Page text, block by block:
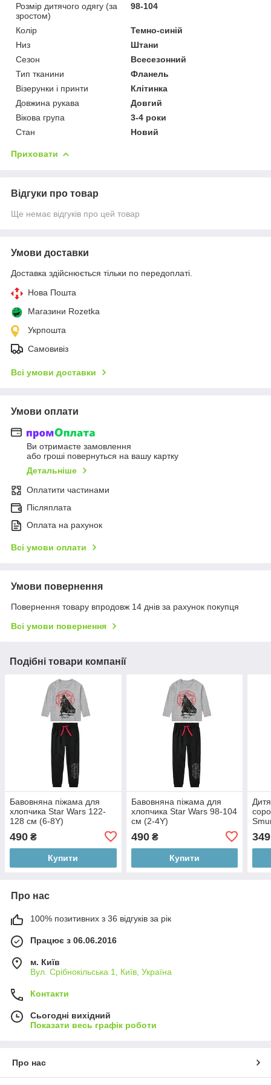
Розмір дитячого одягу (за
зростом)
98-104
Колір
Темно-синій
Низ
Штани
Сезон
Всесезонний
Тип тканини
Фланель
Візерунки і принти
Клітинка
Довжина рукава
Довгий
Вікова група
3-4 роки
Стан
Новий
Приховати
Відгуки про товар
Ще немає відгуків про цей товар
Умови доставки
Доставка здійснюється тільки по передоплаті.
Нова Пошта
Магазини Rozetka
Укрпошта
Самовивіз
Всі умови доставки
Умови оплати
Ви отримаєте замовлення
або гроші повернуться на вашу картку
Детальніше
Оплатити частинами
Післяплата
Оплата на рахунок
Всі умови оплати
Умови повернення
Повернення товару впродовж 14 днів за рахунок покупця
Всі умови повернення
Подібні товари компанії
Бавовняна піжама для
хлопчика Star Wars 122-
128 см (6-8Y)
490 ₴
Купити
Бавовняна піжама для
хлопчика Star Wars 98-104
см (2-4Y)
490₴
Купити
349
Про нас
100% позитивних з 36 відгуків за рік
Працює з 06.06.2016
м. Київ
Вул. Срібнокільська 1, Київ, Україна
Контакти
Сьогодні вихідний
Показати весь графік роботи
Про нас